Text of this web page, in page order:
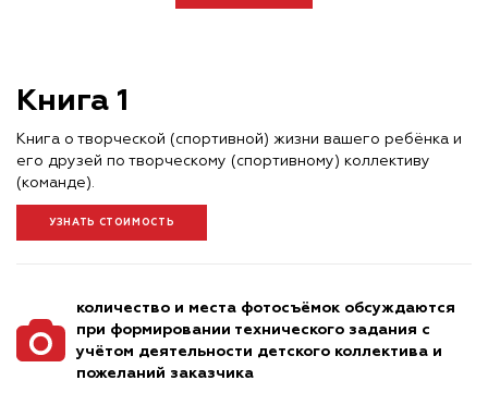
Книга 1
Книга о творческой (спортивной) жизни вашего ребёнка и
его друзей по творческому (спортивному) коллективу
(команде).
УЗНАТЬ СТОИМОСТЬ
количество и места фотосъёмок обсуждаются
при формировании технического задания с
учётом деятельности детского коллектива и
пожеланий заказчика